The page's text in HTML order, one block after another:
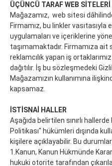
ÜÇÜNCÜ TARAF WEB
Mağazamız, web sitesi
Firmamız, bu linkler
uygulamaları ve içeriklerine
taşımamaktadır. Firmamıza ait
reklamcılık yapan iş ortaklarımız
dağıtılır. İş bu sözleşmedeki
Mağazamızın kullanımına
kapsamaz.
İSTİSNAİ HALLER
Aşağıda belirtilen sınırlı
Politikası" hükümleri dışında
kişilere açıklayabilir. Bu durumlar
1. Kanun, Kanun Hükmünde
hukuki otorite tarafından